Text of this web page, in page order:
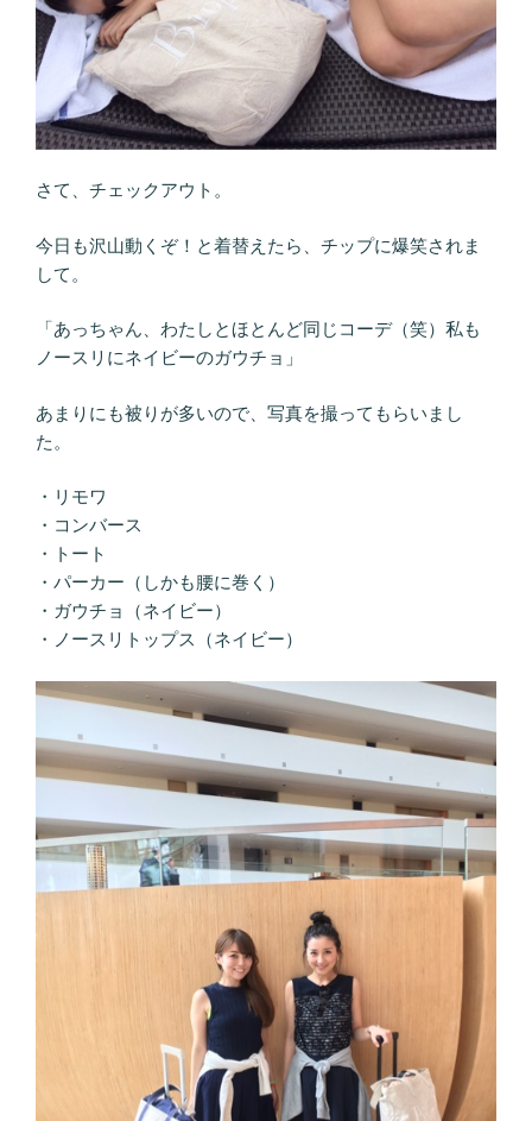
さて、チェックアウト。
今日も沢山動くぞ！と着替えたら、チップに爆笑されま
して。
「あっちゃん、わたしとほとんど同じコーデ（笑）私も
ノースリにネイビーのガウチョ」
あまりにも被りが多いので、写真を撮ってもらいまし
た。
・リモワ
・コンバース
・トート
・パーカー（しかも腰に巻く）
・ガウチョ（ネイビー）
・ノースリトップス（ネイビー）